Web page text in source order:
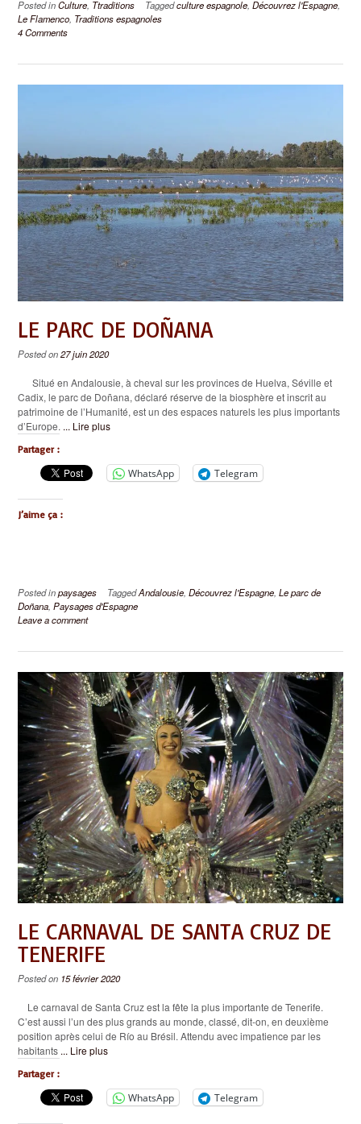
Posted inCulture, Ttraditions Taggedculture espagnole, Découvrez l'Espagne,
Le Flamenco, Traditions espagnoles
4 Comments
LE PARC DE DOÑANA
Posted on27 juin 2020
Situé en Andalousie, à cheval sur les provinces de Huelva, Séville et
Cadix, le parc de Doñana, déclaré réserve de la biosphère et inscrit au
patrimoine de l’Humanité, est un des espaces naturels les plus importants
d’Europe. ... Lire plus
Partager :
WhatsApp Telegram
J’aime ça :
Posted inpaysages TaggedAndalousie, Découvrez l'Espagne, Le parc de
Doñana, Paysages d'Espagne
Leave a comment
LE CARNAVAL DE SANTA CRUZ DE
TENERIFE
Posted on 15 février 2020
Le carnaval de Santa Cruz est la fête la plus importante de Tenerife.
C’est aussi l’un des plus grands au monde, classé, dit-on, en deuxième
position après celui de Río au Brésil. Attendu avec impatience par les
habitants ... Lire plus
Partager :
WhatsApp Telegram